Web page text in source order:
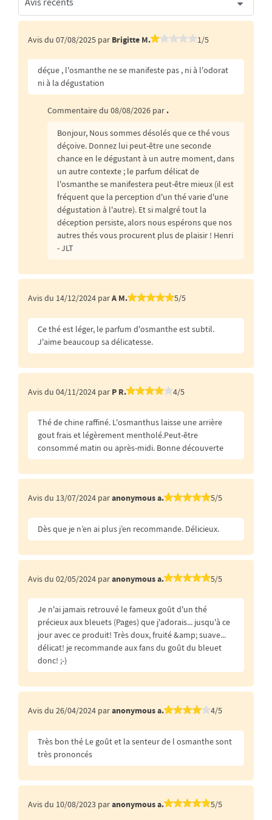
Avis du 07/08/2025 par Brigitte M. 1/5
déçue , l'osmanthe ne se manifeste pas , ni à l'odorat
ni à la dégustation
Commentaire du 08/08/2026 par .
Bonjour, Nous sommes désolés que ce thé vous
déçoive. Donnez lui peut-être une seconde
chance en le dégustant à un autre moment, dans
un autre contexte ; le parfum délicat de
l'osmanthe se manifestera peut-être mieux (il est
fréquent que la perception d'un thé varie d'une
dégustation à l'autre). Et si malgré tout la
déception persiste, alors nous espérons que nos
autres thés vous procurent plus de plaisir ! Henri
- JLT
Avis du 14/12/2024 parA M. 5/5
Ce thé est léger, le parfum d'osmanthe est subtil.
J'aime beaucoup sa délicatesse.
Avis du 04/11/2024 par P R. 4/5
Thé de chine raffiné. L'osmanthus laisse une arrière
gout frais et légèrement mentholé.Peut-être
consommé matin ou après-midi. Bonne découverte
Avis du 13/07/2024 paranonymous a. 5/5
Dès que je n’en ai plus j’en recommande. Délicieux.
Avis du 02/05/2024 paranonymous a. 5/5
Je n'ai jamais retrouvé le fameux goût d'un thé
précieux aux bleuets (Pages) que j'adorais... jusqu'à ce
jour avec ce produit! Très doux, fruité &amp; suave...
délicat! je recommande aux fans du goût du bleuet
donc! ;-)
Avis du 26/04/2024 paranonymous a. 4/5
Très bon thé Le goût et la senteur de l osmanthe sont
très prononcés
Avis du 10/08/2023 paranonymous a. 5/5